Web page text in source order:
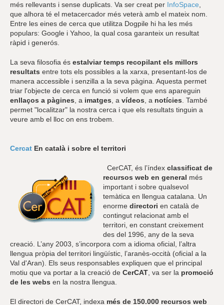
més rellevants i sense duplicats. Va ser creat per InfoSpace
que alhora té el metacercador més veterà amb el mateix nom.
Entre les eines de cerca que utilitza Dogpile hi ha les més
populars: Google i Yahoo, la qual cosa garanteix un resultat
ràpid i generós.
La seva filosofia és estalviar temps recopilant els millors
resultats entre tots els possibles a la xarxa, presentant-los de
manera accessible i senzilla a la seva pàgina. Aquesta permet
triar l'objecte de cerca en funció si volem que ens apareguin
enllaços a pàgines , a imatges , a vídeos , a notícies . També
permet "localitzar" la nostra cerca i que els resultats tinguin a
veure amb el lloc on ens trobem.
Cercat En català i sobre el territori
CerCAT, és l’índex classificat de
recursos web en general més
important i sobre qualsevol
temàtica en llengua catalana. Un
enorme directori en català de
contingut relacionat amb el
territori, en constant creixement
des del 1996, any de la seva
creació. L’any 2003, s’incorpora com a idioma oficial, l’altra
llengua pròpia del territori lingüístic, l’aranès-occità (oficial a la
Val d'Aran). Els seus responsables expliquen que el principal
motiu que va portar a la creació de CerCAT , va ser la promoció
de les webs en la nostra llengua.
El directori de CerCAT, indexa més de 150.000 recursos web